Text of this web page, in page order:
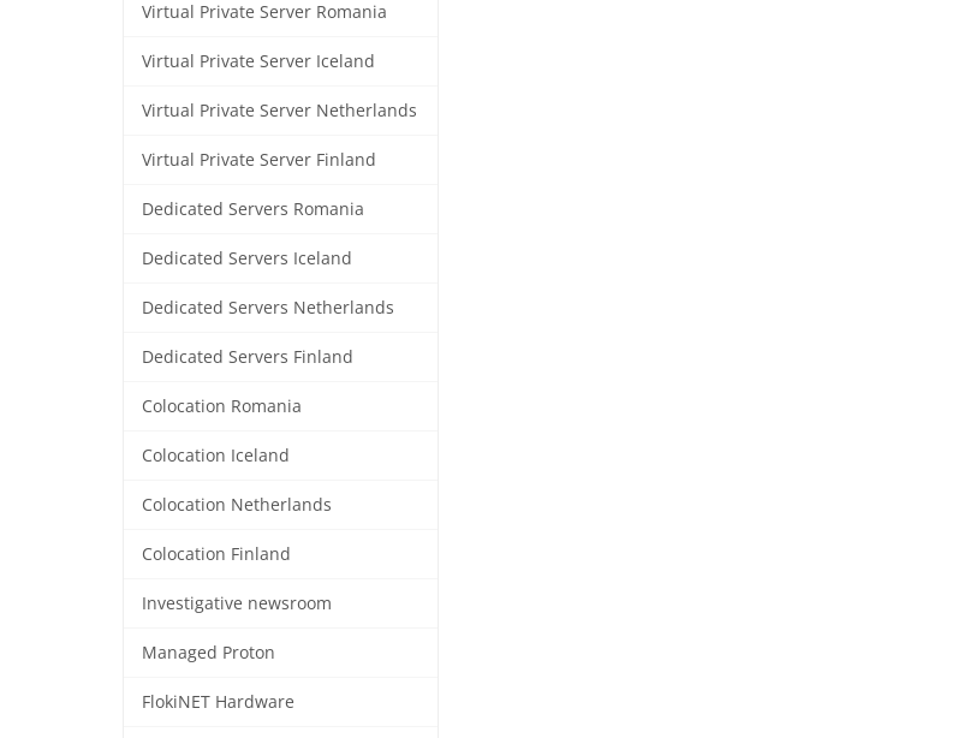
Virtual Private Server Romania
Virtual Private Server Iceland
Virtual Private Server Netherlands
Virtual Private Server Finland
Dedicated Servers Romania
Dedicated Servers Iceland
Dedicated Servers Netherlands
Dedicated Servers Finland
Colocation Romania
Colocation Iceland
Colocation Netherlands
Colocation Finland
Investigative newsroom
Managed Proton
FlokiNET Hardware